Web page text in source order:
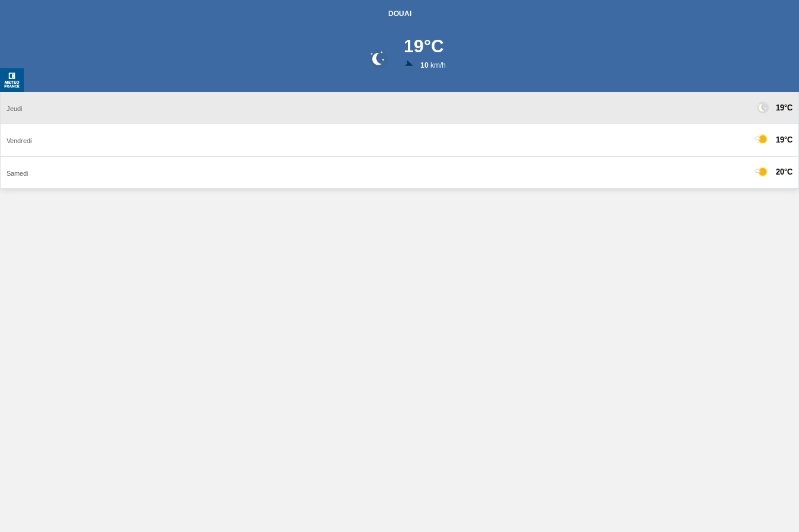
DOUAI
19°C
10km/h
Jeudi 19°C
Vendredi 19°C
Samedi 20°C